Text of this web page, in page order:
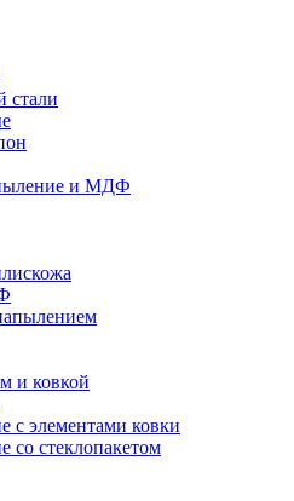
стали
и МДФ
и ковкой
с элементами ковки
со стеклопакетом